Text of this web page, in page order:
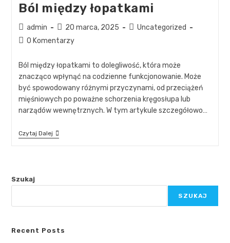
Ból między łopatkami
admin 20 marca, 2025
Uncategorized
0 Komentarzy
Ból między łopatkami to dolegliwość, która może
znacząco wpłynąć na codzienne funkcjonowanie. Może
być spowodowany różnymi przyczynami, od przeciążeń
mięśniowych po poważne schorzenia kręgosłupa lub
narządów wewnętrznych. W tym artykule szczegółowo…
Czytaj Dalej
Szukaj
SZUKAJ
Recent Posts